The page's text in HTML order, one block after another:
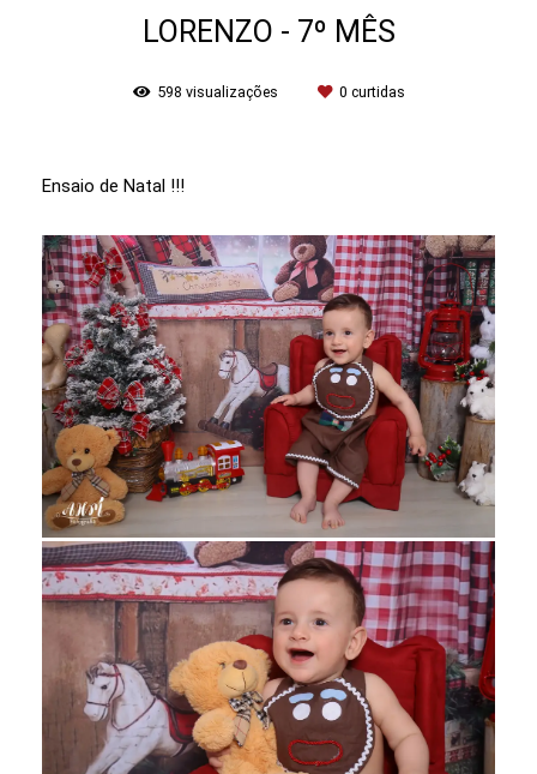
LORENZO - 7º MÊS
598 visualizações 0 curtidas
Ensaio de Natal !!!